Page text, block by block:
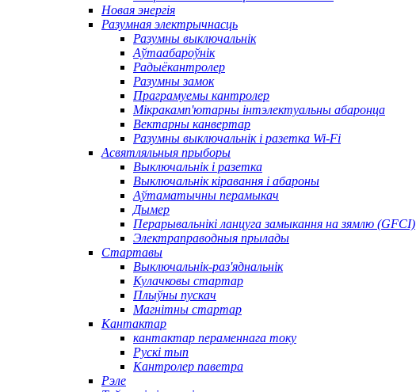
Новая энергія
Разумная электрычнасць
Разумны выключальнік
Аўтаабароўнік
Радыёкантролер
Разумны замок
Праграмуемы кантролер
Мікракамп'ютарны інтэлектуальны абаронца
Вектарны канвертар
Разумны выключальнік і разетка Wi-Fi
Асвятляльныя прыборы
Выключальнік і разетка
Выключальнік кіравання і абароны
Аўтаматычны перамыкач
Дымер
Перарывальнікі ланцуга замыкання на зямлю (GFCI)
Электраправодныя прылады
Стартавы
Выключальнік-раз'яднальнік
Кулачковы стартар
Плыўны пускач
Магнітны стартар
Кантактар
кантактар ​​пераменнага току
Рускі тып
Кантролер паветра
Рэле